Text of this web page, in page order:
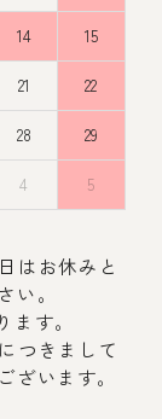
14 15
21 22
28 29
4 5
はお休みと
い。
す。
つきまして
ざいます。